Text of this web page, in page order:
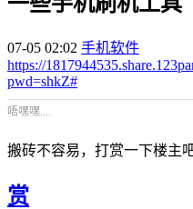
07-05 02:02 手机软件
https://
pwd=shkZ#
唔嘿嘿....
搬砖不容易，打赏一下楼主
赏